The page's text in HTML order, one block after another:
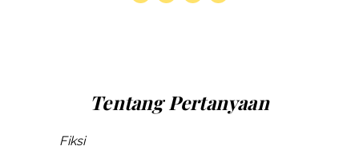
Tentang Pertanyaan
Fiksi